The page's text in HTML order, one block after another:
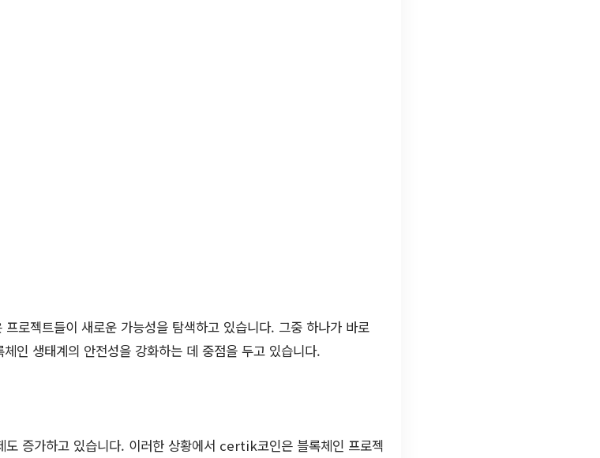
로젝트들이 새로운 가능성을 탐색하고 있습니다. 그중 하나가 바로
인 생태계의 안전성을 강화하는 데 중점을 두고 있습니다.
도 증가하고 있습니다. 이러한 상황에서 certik코인은 블록체인 프로젝